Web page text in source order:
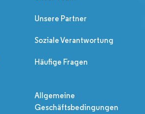
Unsere Partner
Soziale Verantwortung
Häufige Fragen
Allgemeine
Geschäftsbedingungen